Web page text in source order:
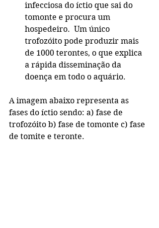
infecciosa do íctio que sai do
tomonte e procura um
hospedeiro.  Um único
trofozóito pode produzir mais
de 1000 terontes, o que explica
a rápida disseminação da
doença em todo o aquário.
A imagem abaixo representa as
fases do íctio sendo: a) fase de
trofozóito b) fase de tomonte c) fase
de tomite e teronte.